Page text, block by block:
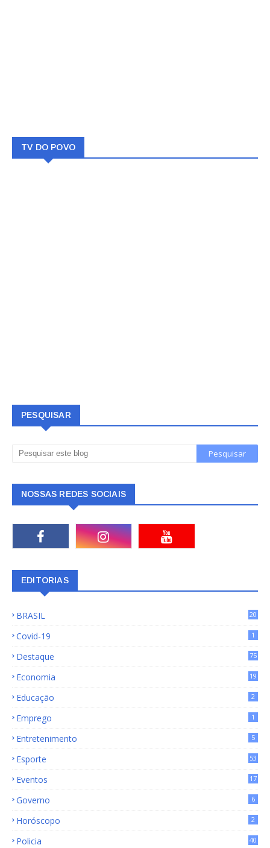
TV DO POVO
PESQUISAR
NOSSAS REDES SOCIAIS
EDITORIAS
BRASIL
20
Covid-19 1
Destaque
75
Economia
19
Educação 2
Emprego 1
Entretenimento 5
Esporte 53
Eventos 17
Governo 6
Horóscopo 2
Policia 40